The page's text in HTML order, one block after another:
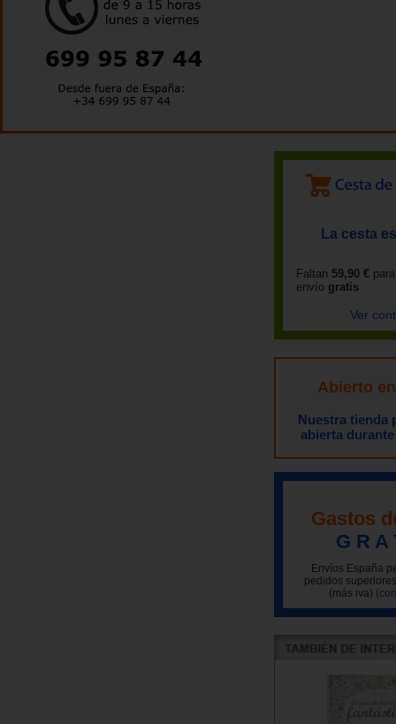
La cesta
Faltan 59,90 €
envío gratis
Ver
Abierto
Nuestra tienda
abierta
Gastos
G R A
Envíos España
pedidos
(más iva)